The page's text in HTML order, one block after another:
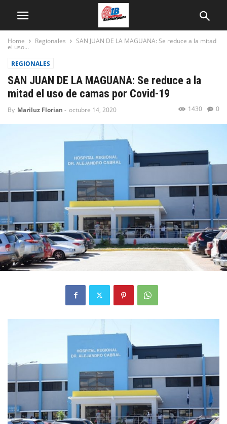
Home Regionales SAN JUAN DE LA MAGUANA: Se reduce a la mitad
el uso...
REGIONALES
SAN JUAN DE LA MAGUANA: Se reduce a la
mitad el uso de camas por Covid-19
By Mariluz Florian - octubre 14, 2020 0
1430